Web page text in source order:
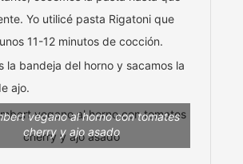
Yo utilicé pasta Rigatoni que
11-12 minutos de cocción.
la bandeja del horno y sacamos la
ajo.
vegano al horno con tomates
cherry y ajo asado